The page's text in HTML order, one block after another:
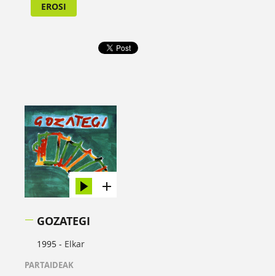
EROSI
GOZATEGI
1995 - Elkar
PARTAIDEAK